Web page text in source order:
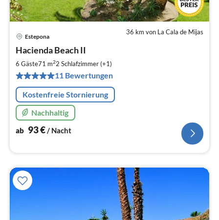
36 km von La Cala de Mijas
Estepona
Hacienda Beach II
6 Gäste71 m22 Schlafzimmer (+1)
11 Bewertungen
Kostenfreie Stornierung
Nachhaltig
ab 93€ / Nacht